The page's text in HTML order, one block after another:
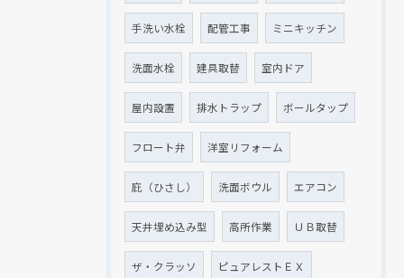
手洗い水栓 配管工事 ミニキッチン
洗面水栓 建具取替 室内ドア
屋内設置 排水トラップ ボールタップ
フロート弁 洋室リフォーム
庇（ひさし） 洗面ボウル エアコン
天井埋め込み型 高所作業 ＵＢ取替
ザ・クラッソ ピュアレストＥＸ